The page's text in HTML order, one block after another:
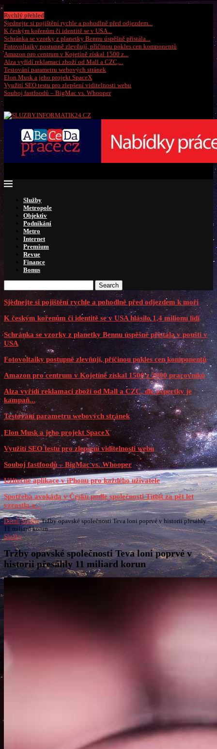
Rychlý přehled
Sjednejte si pojištění rychle a pohodlně před odjezdem...
K českým kořenům či identitě se v USA...
Schránka se vzorky z planetky Bennu úspěšně přistála...
Fotovoltaiky postupně zlevňují, příčinou pokles cen komponentů
Amazon pro centrum v Kojetíně získal 1500 z...
Alza vyřídí reklamaci zboží od Mall a CZC,...
Testování parametru webových stránek
Elon Musk a jeho projekt SpaceX
Využití SEO testu pro zlepšení viditelnosti webu
Souboj fastfoodů – BigMac vs. Whooper
Služby
Metropole
Objektiv
Podnikání
Metro
Internet
Premium
Revue
Finance
Bonus
Search
Sjednejte si pojištění rychle a pohodlně před odjezdem k moři
K českým kořenům či identitě se v USA hlásilo 1,4 milionu lidí
Schránka se vzorky z planetky Bennu úspěšně přistála v poušti v
USA
Fotovoltaiky postupně zlevňují, příčinou pokles cen komponentů
Amazon pro centrum v Kojetíně získal 1500 z 2000 pracovníků
Alza vyřídí reklamaci zboží od Mall a CZC, dle expertky je
kampaň...
Testování parametru webových stránek
Elon Musk a jeho projekt SpaceX
Využití SEO testu pro zlepšení viditelnosti webu
Souboj fastfoodů – BigMac vs. Whooper
Užitečné aplikace v iPhonu pro každého uživatele
Spotřeba avokáda v Česku podle společnosti Titbit za pět let
vzrostla o...
Domů Služby Tržby opavské společnosti Teva loni poprvé v historii přesáhly
11 miliard korun
Služby
Tržby opavské společnosti Teva loni poprvé v
historii přesáhly 11 miliard korun